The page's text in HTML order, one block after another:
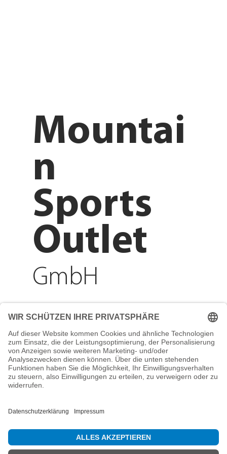
Adresse
Reichenberger Str. 1
84130 Dingolfing
Telefon
info@mountain-sports-
Mountai
n
Sports
Outlet
GmbH